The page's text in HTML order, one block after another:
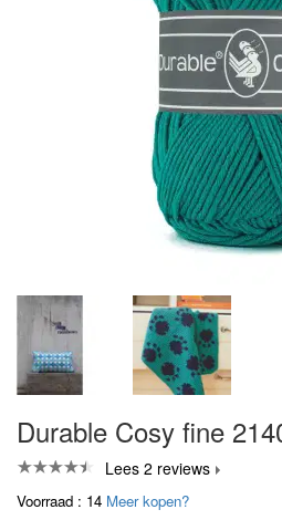
Durable Cosy fine
Lees 2 reviews
Voorraad : 14 Meer kopen?